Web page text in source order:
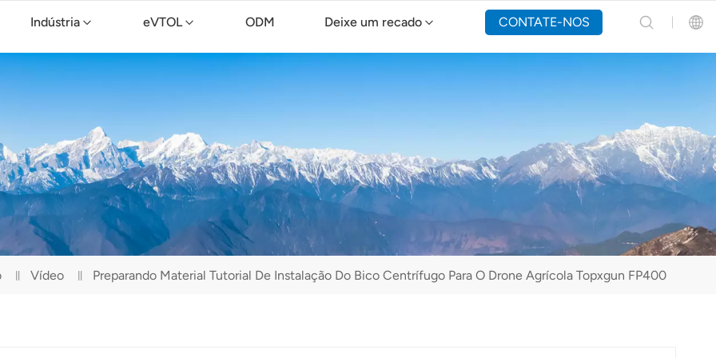
Indústria eVTOL ODM Deixe um recado CONTATE-NOS
Русский
Português(Portugal)
Português(Brasil)
Türkçe
Vídeo Preparando Material Tutorial De Instalação Do Bico Centrífugo Para O Drone Agrícola Topxgun FP400